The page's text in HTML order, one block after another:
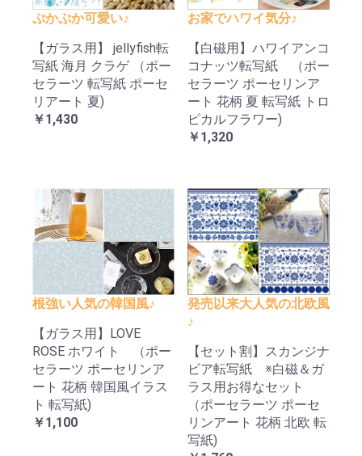
ぷかぷか可愛い♪
【ガラス用】 jellyfish転
写紙 海月 クラゲ （ポー
セラーツ 転写紙 ポーセ
リアート 夏)
￥1,430
お家でハワイ気分♪
【白磁用】ハワイアンコ
コナッツ転写紙 （ポー
セラーツ ポーセリンア
ート 花柄 夏 転写紙 トロ
ピカルフラワー)
￥1,320
根強い人気の韓国風♪
【ガラス用】LOVE
ROSE ホワイト （ポー
セラーツ ポーセリンア
ート 花柄 韓国風イラス
ト 転写紙)
￥1,100
発売以来大人気の北欧風
♪
【セット割】スカンジナ
ビア転写紙 ※白磁＆ガ
ラス用お得なセット
（ポーセラーツ ポーセ
リンアート 花柄 北欧 転
写紙)